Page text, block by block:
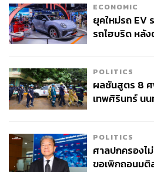
ท่ามกลางภาวะที่การผลิตภาคอุตสา
ผลกระทบจากเศรษฐกิจภายในประ
ให้ดัชนีการผลิตภาคอุตสาหกรรมแล
เมื่อปี 2562
โดยปัญหาดังกล่าว (การผลิตภาคอุ
ใช้กำลังการผลิตที่ยังคงต่ำกว่าปกติเ
ต่อการลงทุนภาคเอกชน
ECONOMIC
ยุคใหม่รถ EV
รถไฮบริด หลั
POLITICS
ผลชันสูตร 8 ศ
เทพศิรินทร์ น
POLITICS
ศาลปกครองไ
ขอเพิกถอนมติ